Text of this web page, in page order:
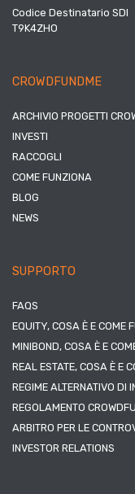
Codice Destinatario SDI
T9K4ZHO
CROWDFUNDME
ARCHIVIO PROGETTI
INVESTI
RACCOGLI
COME FUNZIONA
BLOG
NEWS
SUPPORTO
FAQS
EQUITY, COSA È E COME
MINIBOND, COSA È E
REAL ESTATE, COSA È E
REGIME ALTERNATIVO DI
REGOLAMENTO
ARBITRO PER LE
INVESTOR RELATIONS